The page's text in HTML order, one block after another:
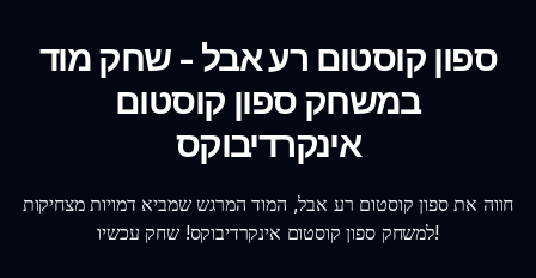
ספון קוסטום רע אבל - שחק מוד
במשחק ספון קוסטום
אינקרדיבוקס
חווה את ספון קוסטום רע אבל, המוד המרגש שמביא דמויות מצחיקות
למשחק ספון קוסטום אינקרדיבוקס! שחק עכשיו!